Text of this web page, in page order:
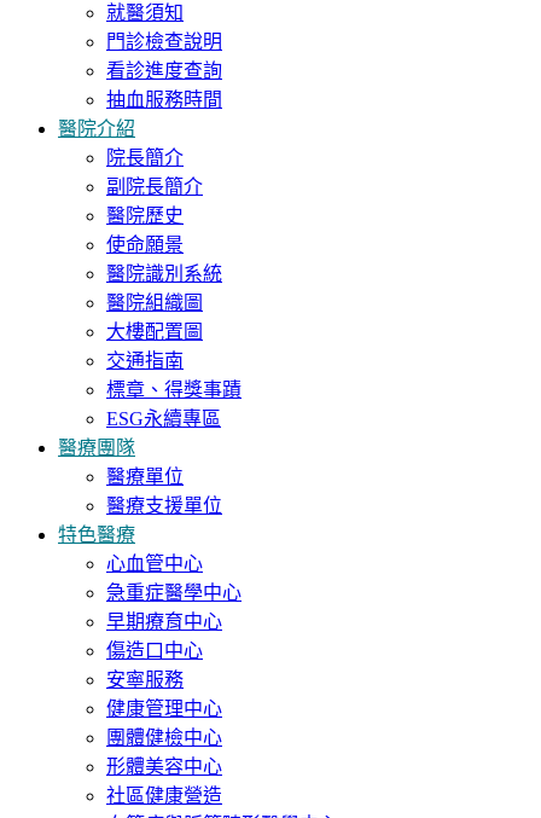
就醫須知
門診檢查說明
看診進度查詢
抽血服務時間
醫院介紹
院長簡介
副院長簡介
醫院歷史
使命願景
醫院識別系統
醫院組織圖
大樓配置圖
交通指南
標章、得獎事蹟
ESG永續專區
醫療團隊
醫療單位
醫療支援單位
特色醫療
心血管中心
急重症醫學中心
早期療育中心
傷造口中心
安寧服務
健康管理中心
團體健檢中心
形體美容中心
社區健康營造